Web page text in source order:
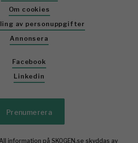
Om cookies
av personuppgifter
Annonsera
Facebook
Linkedin
Prenumerera
information på SKOGEN.se skyddas av